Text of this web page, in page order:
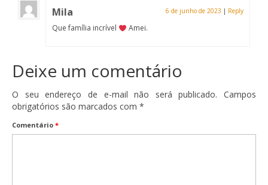
Mila 6 de junho de 2023 | Reply
Que família incrível Amei.
Deixe um comentário
O seu endereço de e-mail não será publicado.
Campos
obrigatórios são marcados com *
Comentário *